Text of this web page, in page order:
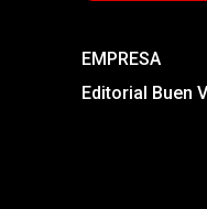
EMPRESA
Editorial Buen